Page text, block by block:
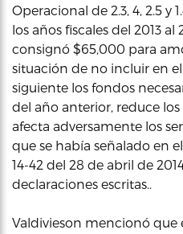
Operacional de 2.3, 4, 2.5 y
los años fiscales del 2013 al
consignó $65,000 para
situación de no incluir en
siguiente los fondos
del año anterior, reduce
afecta adversamente los
que se había señalado en
14-42 del 28 de abril de
declaraciones escritas..
Valdivieson mencionó